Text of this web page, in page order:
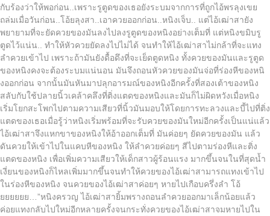
กับร้องว่าให้พอก่อน..เพราะรูตูดของเธอยังระบมจากการที่ถูกไอ้พรลุงเขย
ถล่มเมื่อวันก่อน..โอ้ยลุงสา..เอาควยออกก่อน..หนิงเจ็บ.. แต่ไอ้เฒ่าสายัง
พยายามที่จะยัดควยของมันลงไปลงรูตูดของหนิงอย่างเต็มที่ แต่หนิงขมิบรู
ตูดไว้แน่น.. ทำให้หัวควยยัดลงไปไม่ได้ จนทำให้ไอ้เฒ่าสาไม่กล้าที่จะแทง
ลำควยเข้าไป เพราะถ้ามันยังดื้อดึงที่จะเย็ดตูดหนิง ทั้งควยของมันและรูตูด
ของหนิงคงจะต้องระบมแน่นอน มันจึงถอนหัวควยของมันจ่อที่ร่องหีของหนิ
งออกก่อน จากนั้นมันหันมาปลุกอารมณ์ของหนิงอีกครั้งที่สองเต้าของหนิง
สลับกับใช้ปลายนิ้วเคล้าคลึงที่ติ่งแตดของหนิงและมันก็ไม่ผิดหวังเมื่อหนิง
เริ่มโยกสะโพกไปตามความเสียวที่นิ้วมันมอบให้โดยการทะลวงและบี้ไปที่ติ่ง
แตดของเธอเมื่อรู้ว่าหนิงเริ่มพร้อมที่จะรับควยของมันใหม่อีกครั้งเป็นแน่แล้ว
ไอ้เฒ่าสาจึงแหกขาของหนิงให้อ้าออกเต็มที่ มันค่อยๆ ยัดควยของมัน แล้ว
ดันควยให้เข้าไปในแคบหีของหนิง ให้ลำควยค่อยๆ สีไปตามร่องหีและติ่ง
แตดของหนิง เพื่อเพิ่มความเสียวให้เด็กสาวผู้ร้อนแรง มากขึ้นจนในที่สุดน้ำ
เงี่ยนของหนิงก็ไหลเพิ่มมากขึ้นจนทำให้ควยของไอ้เฒ่าสามารถแทงเข้าไป
ในร่องหีของหนิง จนควยของไอ้เฒ่าสาค่อยๆ หายไปเกือบครึ่งลำ โอ้
ยยยยยย…”หนิงครวญ ไอ้เฒ่าสายิ้มพรางถอนลำควยออกมาเล็กน้อยแล้ว
ค่อยแทงกลับไปใหม่อีกหลายครั้งจนกระทั่งควยของไอ้เฒ่าสาจมหายไปใน